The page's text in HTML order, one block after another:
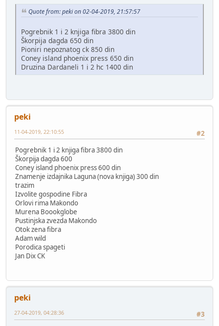
Quote from: peki on 02-04-2019, 21:57:57
Pogrebnik 1 i 2 knjiga fibra 3800 din
Škorpija dagda 650 din
Pioniri nepoznatog ck 850 din
Coney island phoenix press 650 din
Druzina Dardaneli 1 i 2 hc 1400 din
peki
#2
11-04-2019, 22:10:55
Pogrebnik 1 i 2 knjiga fibra 3800 din
Škorpija dagda 600
Coney island phoenix press 600 din
Znamenje izdajnika Laguna (nova knjiga) 300 din
trazim
Izvolite gospodine Fibra
Orlovi rima Makondo
Murena Boookglobe
Pustinjska zvezda Makondo
Otok zena fibra
Adam wild
Porodica spageti
Jan Dix CK
peki
#3
27-04-2019, 04:28:36